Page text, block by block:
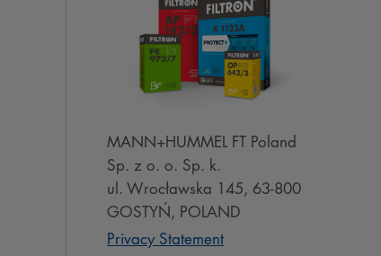
MANN+HUMMEL FT Poland
Sp. z o. o. Sp. k.
ul. Wrocławska 145, 63-800
GOSTYŃ, POLAND
Privacy Statement